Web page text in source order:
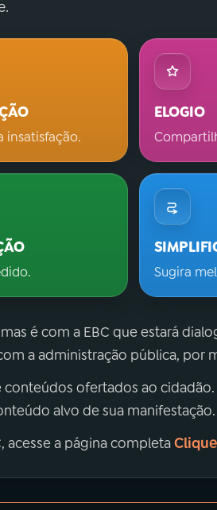
insatisfação.
ELOGIO
Sugira
é com a EBC que estará
a administração pública, por
ofertados ao cidadão.
alvo de sua manifestação.
acesse a página completa